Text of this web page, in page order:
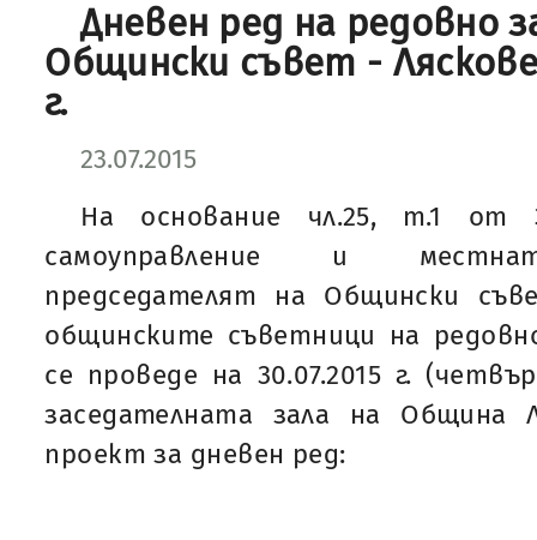
Дневен ред на редовно
Общински съвет -
г.
23.07.2015
На основание чл.25, т.1 от
самоуправление и
председателят на Общински
общинските съветници на
се проведе на 30.07.2015 г.
заседателната зала на Община
проект за дневен ред: